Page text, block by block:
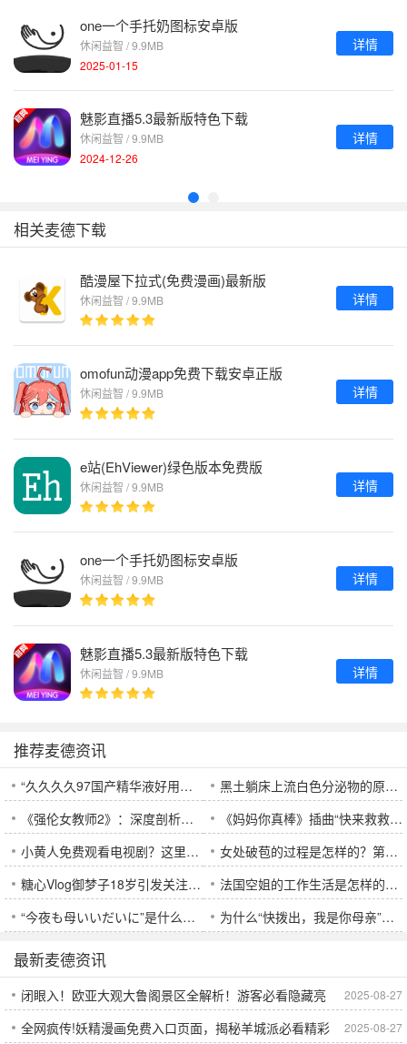
one一个手托奶图标安卓版
休闲益智 / 9.9MB
2025-01-15
详情
魅影直播5.3最新版特色下载
休闲益智 / 9.9MB
2024-12-26
详情
相关麦德下载
酷漫屋下拉式(免费漫画)最新版
休闲益智 / 9.9MB 详情
omofun动漫app免费下载安卓正版
休闲益智 / 9.9MB 详情
e站(EhViewer)绿色版本免费版
休闲益智 / 9.9MB 详情
one一个手托奶图标安卓版
休闲益智 / 9.9MB 详情
魅影直播5.3最新版特色下载
休闲益智 / 9.9MB 详情
推荐麦德资讯
“久久久久97国产精华液好用吗？分析它的成分、效果与使用感受，适合哪些人群？”
黑土躺床上流白色分泌物的原因和解决方法：如何避免植物土壤中出现这种现象？
《强伦女教师2》：深度剖析这部电影为何让人久久不能忘怀
《妈妈你真棒》插曲“快来救救我”出现在电影中，它代表了什么意义？
小黄人免费观看电视剧？这里有你不知道的独特特色
女处破苞的过程是怎样的？第一次经验会怎样影响女性的身体和心理？
糖心Vlog御梦子18岁引发关注，背后究竟是什么原因？
法国空姐的工作生活是怎样的？他们的真实经历如何？
“今夜も母いいだいに”是什么意思？为什么这句话能打动每个听到的人？
为什么“快拨出，我是你母亲”这句台词能如此打动人心，背后隐藏了哪些情感秘密？
最新麦德资讯
闭眼入！欧亚大观大鲁阁景区全解析！游客必看隐藏亮
点！
2025-08-27
全网疯传!妖精漫画免费入口页面，揭秘羊城派必看精彩 2025-08-27